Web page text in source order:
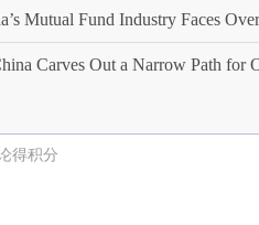
Mutual Fund Industry Faces
Carves Out a Narrow Path for
得积分